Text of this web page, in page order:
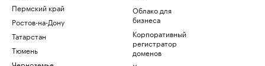
Пермский край
Ростов-на-Дону
Татарстан
Тюмень
Облако для
бизнеса
Корпоративный
регистратор
доменов